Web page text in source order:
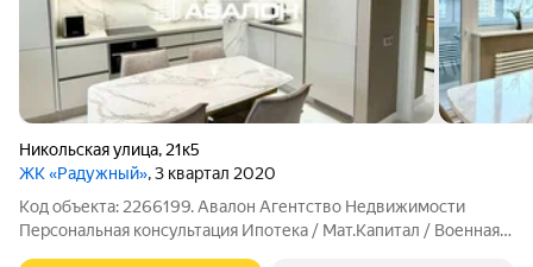
Никольская улица, 21к5
ЖК «Радужный», 3 квартал 2020
Код объекта: 2266199. Авалон Агентство Недвижимости
Персональная консультация Ипотека / Мат.Капитал / Военная